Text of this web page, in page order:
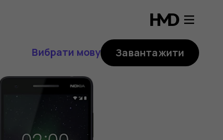
Вибрати мову Завантажити